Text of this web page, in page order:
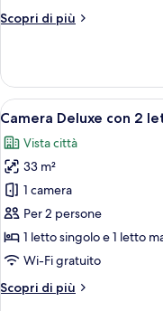
Scopri di più
Altri
Deluxe
Apri
tutte
le
foto
per
Camera
Deluxe
con
letti
6
Camera Deluxe con 2
Vista città
33 m²
1 camera
Per 2 persone
1 letto singolo e 1 letto
Wi-Fi gratuito
Scopri di più
Altri